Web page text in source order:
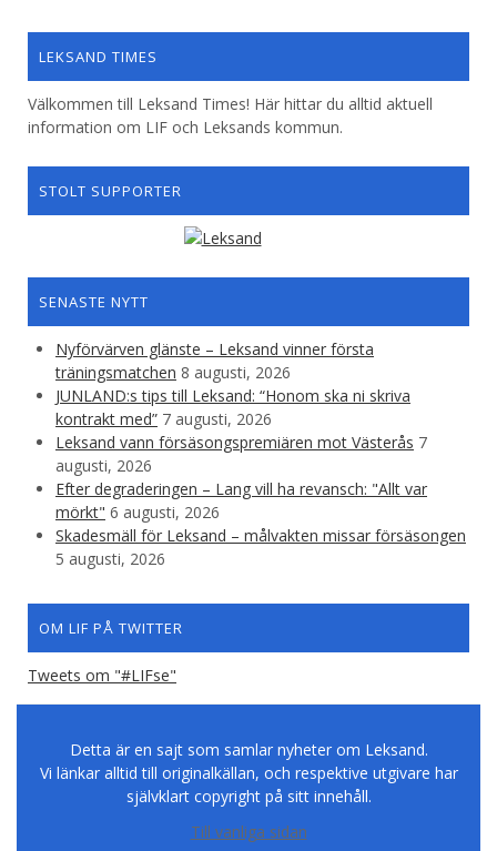
LEKSAND TIMES
Välkommen till Leksand Times! Här hittar du alltid aktuell
information om LIF och Leksands kommun.
STOLT SUPPORTER
SENASTE NYTT
Nyförvärven glänste – Leksand vinner första
träningsmatchen 8 augusti, 2026
JUNLAND:s tips till Leksand: “Honom ska ni skriva
kontrakt med” 7 augusti, 2026
Leksand vann försäsongspremiären mot Västerås 7
augusti, 2026
Efter degraderingen – Lang vill ha revansch: "Allt var
mörkt" 6 augusti, 2026
Skadesmäll för Leksand – målvakten missar försäsongen
5 augusti, 2026
OM LIF PÅ TWITTER
Tweets om "#LIFse"
Detta är en sajt som samlar nyheter om Leksand.
Vi länkar alltid till originalkällan, och respektive utgivare har
självklart copyright på sitt innehåll.
Till vanliga sidan